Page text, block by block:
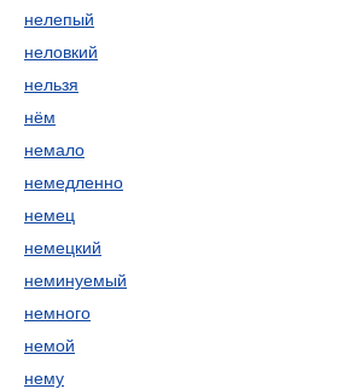
нелепый
неловкий
нельзя
нём
немало
немедленно
немец
немецкий
неминуемый
немного
немой
нему